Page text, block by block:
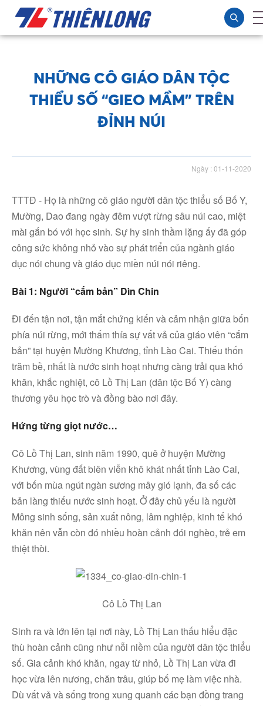
NHỮNG CÔ GIÁO DÂN TỘC
THIỂU SỐ “GIEO MẦM” TRÊN
ĐỈNH NÚI
Ngày : 01-11-2020
TTTĐ - Họ là những cô giáo người dân tộc thiểu số Bố Y,
Mường, Dao đang ngày đêm vượt rừng sâu núi cao, miệt
mài gắn bó với học sinh. Sự hy sinh thầm lặng ấy đã góp
công sức không nhỏ vào sự phát triển của ngành giáo
dục nói chung và giáo dục miền núi nói riêng.
Bài 1: Người “cắm bản” Dìn Chin
Đi đến tận nơi, tận mắt chứng kiến và cảm nhận giữa bốn
phía núi rừng, mới thấm thía sự vất vả của giáo viên “cắm
bản” tại huyện Mường Khương, tỉnh Lào Cai. Thiếu thốn
trăm bề, nhất là nước sinh hoạt nhưng càng trải qua khó
khăn, khắc nghiệt, cô Lồ Thị Lan (dân tộc Bố Y) càng
thương yêu học trò và đồng bào nơi đây.
Hứng từng giọt nước…
Cô Lồ Thị Lan, sinh năm 1990, quê ở huyện Mường
Khương, vùng đất biên viễn khô khát nhất tỉnh Lào Cai,
với bốn mùa ngút ngàn sương mây gió lạnh, đa số các
bản làng thiếu nước sinh hoạt. Ở đây chủ yếu là người
Mông sinh sống, sản xuất nông, lâm nghiệp, kinh tế khó
khăn nên vẫn còn đó nhiều hoàn cảnh đói nghèo, trẻ em
thiệt thòi.
Cô Lồ Thị Lan
Sinh ra và lớn lên tại nơi này, Lồ Thị Lan thấu hiểu đặc
thù hoàn cảnh cũng như nỗi niềm của người dân tộc thiểu
số. Gia cảnh khó khăn, ngay từ nhỏ, Lồ Thị Lan vừa đi
học vừa lên nương, chăn trâu, giúp bố mẹ làm việc nhà.
Dù vất vả và sống trong xung quanh các bạn đồng trang